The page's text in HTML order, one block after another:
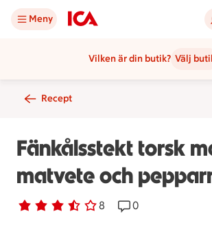
Meny
Vilken är din butik? Välj
Recept
Fänkålsstekt torsk
matvete och
Betyg 3.5 av 5. 8
8 personer har röstatReceptet har 0
0